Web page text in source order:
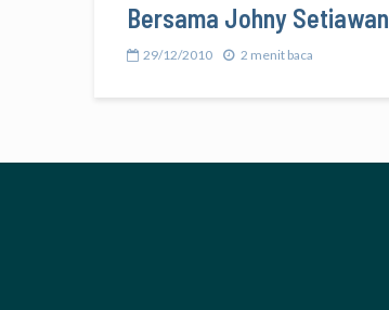
Bersama Johny Setiawan
29/12/2010 2 menit baca